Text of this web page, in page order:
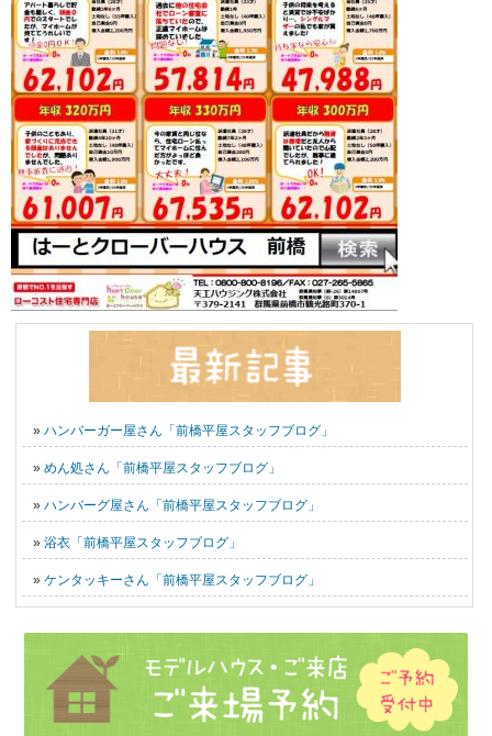
» ハンバーガー屋さん「前橋平屋スタッフブログ」
» めん処さん「前橋平屋スタッフブログ」
» ハンバーグ屋さん「前橋平屋スタッフブログ」
» 浴衣「前橋平屋スタッフブログ」
» ケンタッキーさん「前橋平屋スタッフブログ」